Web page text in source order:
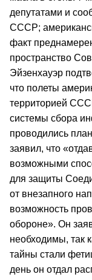
депутатами и
СССР;
факт
пространство
Эйзенхауэр
что полеты
территорией
системы сбора
проводились
заявил, что
возможными
для защиты
от внезапного
возможность
обороне». Он
необходимы, так
тайны стали
день он отдал